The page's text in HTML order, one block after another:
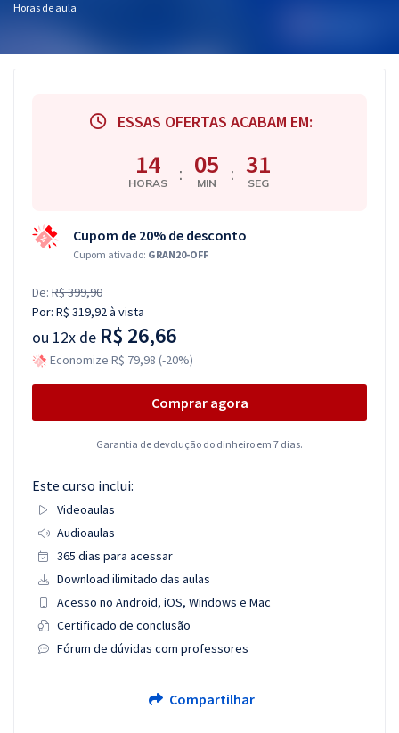
Horas de aula
ESSAS OFERTAS ACABAM EM:
14
HORAS : 05
MIN : 30
SEG
Cupom de 20% de desconto
Cupom ativado: GRAN20-OFF
De: R$ 399,90
Por: R$ 319,92à vista
ou 12x de R$ 26,66
Economize R$ 79,98 (-20%)
Comprar agora
Garantia de devolução do dinheiro em 7 dias.
Este curso inclui:
Videoaulas
Audioaulas
365 dias para acessar
Download ilimitado das aulas
Acesso no Android, iOS, Windows e Mac
Certificado de conclusão
Fórum de dúvidas com professores
Compartilhar